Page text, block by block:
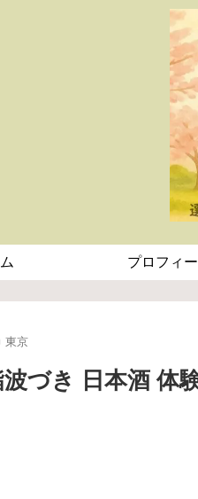
プロフィ
東京
づき 日本酒 体